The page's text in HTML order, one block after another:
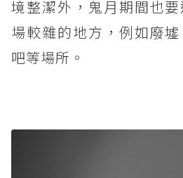
境整潔外，鬼月期間也
場較雜的地方，例如廢
吧等場所。